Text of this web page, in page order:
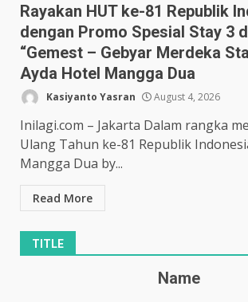
Rayakan HUT ke-81 Republik
dengan Promo Spesial Stay 3
“Gemest – Gebyar Merdeka
Ayda Hotel Mangga Dua
Kasiyanto Yasran August 4, 2026
Inilagi.com – Jakarta Dalam rangka
Ulang Tahun ke-81 Republik
Mangga Dua by...
Read More
TITLE
Name